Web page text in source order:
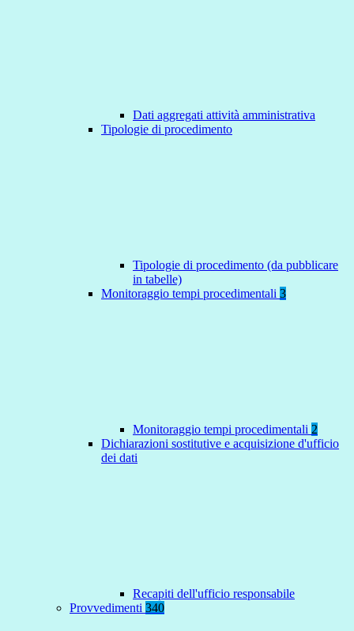
Dati aggregati attività amministrativa
Tipologie di procedimento
Tipologie di procedimento (da pubblicare
in tabelle)
Monitoraggio tempi procedimentali 3
Monitoraggio tempi procedimentali 2
Dichiarazioni sostitutive e acquisizione d'ufficio
dei dati
Recapiti dell'ufficio responsabile
Provvedimenti 340